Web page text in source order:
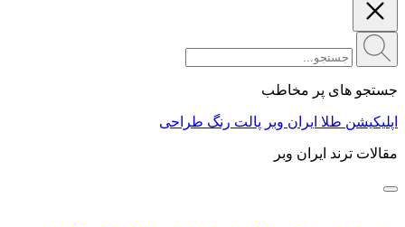
جستجو های پر مخاطب
اپلیکیشن طلا ایران وبر پالت رنگ طراحی
مقالات ترند ایران وبر